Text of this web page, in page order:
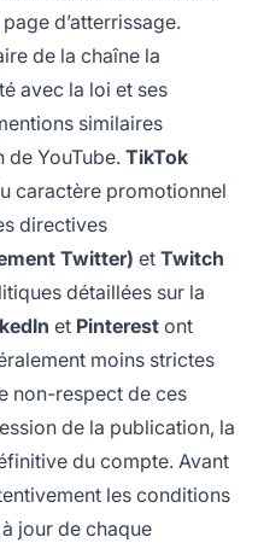
d’atterrissage.
de la chaîne la
avec la loi et ses
similaires
YouTube. TikTok
caractère promotionnel
directives
Twitter) et Twitch
détaillées sur la
et Pinterest ont
moins strictes
non-respect de ces
de la publication, la
du compte. Avant
les conditions
jour de chaque